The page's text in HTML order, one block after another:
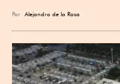
Por Alejandro de la Rosa